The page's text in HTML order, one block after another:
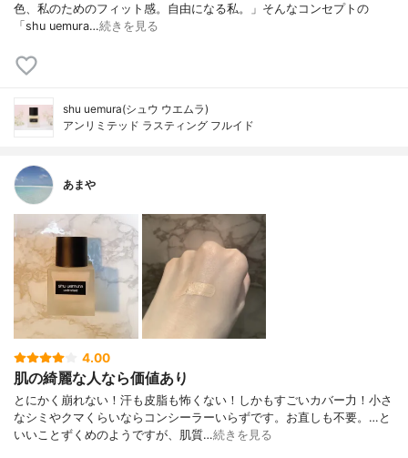
色、私のためのフィット感。自由になる私。」そんなコンセプトの
「shu uemura…続きを見る
shu uemura(シュウ ウエムラ)
アンリミテッド ラスティング フルイド
あまや
4.00
肌の綺麗な人なら価値あり
とにかく崩れない！汗も皮脂も怖くない！しかもすごいカバー力！小さ
なシミやクマくらいならコンシーラーいらずです。お直しも不要。…と
いいことずくめのようですが、肌質…続きを見る